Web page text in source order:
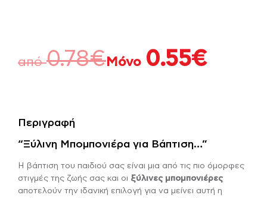
από 0.78€ Μόνο 0.55€
Περιγραφή
“Ξύλινη Μπομπονιέρα για Βάπτιση…”
Η βάπτιση του παιδιού σας είναι μια από τις πιο όμορφες
στιγμές της ζωής σας και οι ξύλινες μπομπονιέρες
αποτελούν την ιδανική επιλογή για να μείνει αυτή η